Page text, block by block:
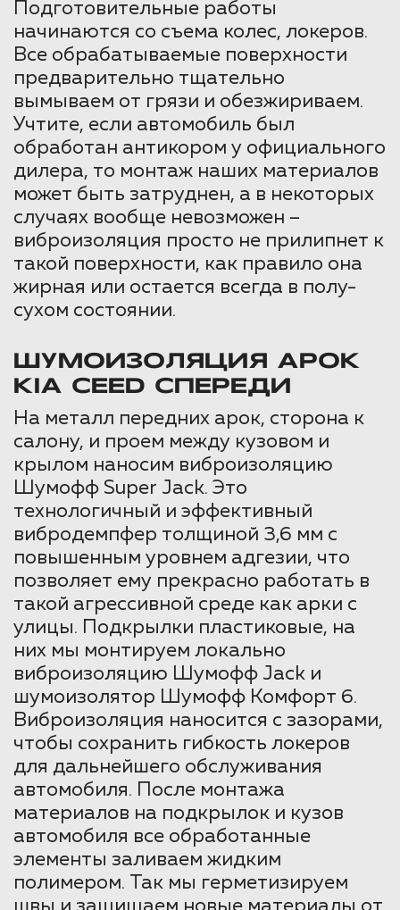
Подготовительные работы
начинаются со съема колес, локеров.
Все обрабатываемые поверхности
предварительно тщательно
вымываем от грязи и обезжириваем.
Учтите, если автомобиль был
обработан антикором у официального
дилера, то монтаж наших материалов
может быть затруднен, а в некоторых
случаях вообще невозможен –
виброизоляция просто не прилипнет к
такой поверхности, как правило она
жирная или остается всегда в полу-
сухом состоянии.
ШУМОИЗОЛЯЦИЯ АРОК
KIA CEED СПЕРЕДИ
На металл передних арок, сторона к
салону, и проем между кузовом и
крылом наносим виброизоляцию
Шумофф Super Jack. Это
технологичный и эффективный
вибродемпфер толщиной 3,6 мм с
повышенным уровнем адгезии, что
позволяет ему прекрасно работать в
такой агрессивной среде как арки с
улицы. Подкрылки пластиковые, на
них мы монтируем локально
виброизоляцию Шумофф Jack и
шумоизолятор Шумофф Комфорт 6.
Виброизоляция наносится с зазорами,
чтобы сохранить гибкость локеров
для дальнейшего обслуживания
автомобиля. После монтажа
материалов на подкрылок и кузов
автомобиля все обработанные
элементы заливаем жидким
полимером. Так мы герметизируем